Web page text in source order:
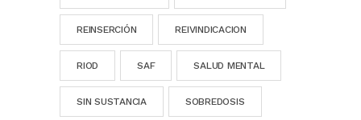
REINSERCIÓN REIVINDICACION
RIOD SAF SALUD MENTAL
SIN SUSTANCIA SOBREDOSIS